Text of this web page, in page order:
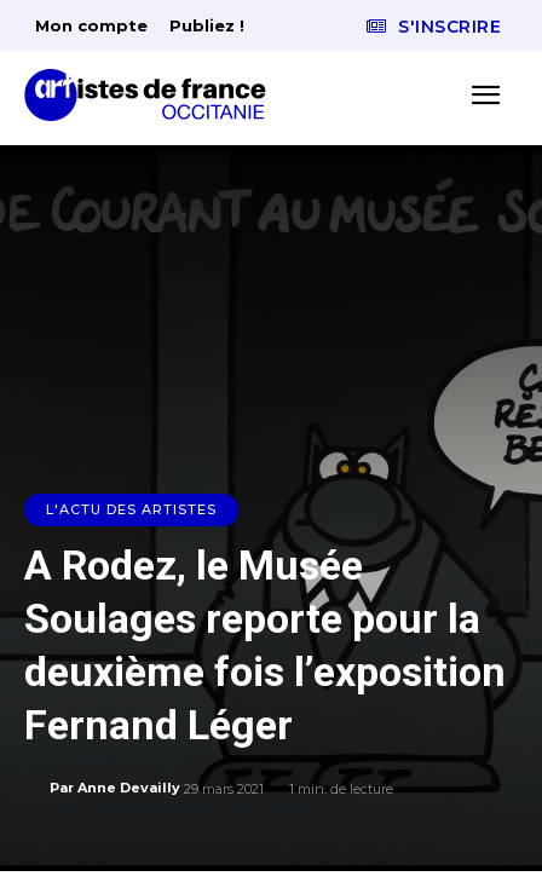
Mon compte Publiez ! S'INSCRIRE
L'ACTU DES ARTISTES
A Rodez, le Musée
Soulages reporte pour la
deuxième fois l’exposition
Fernand Léger
Par Anne Devailly 29 mars 2021 1 min. de lecture